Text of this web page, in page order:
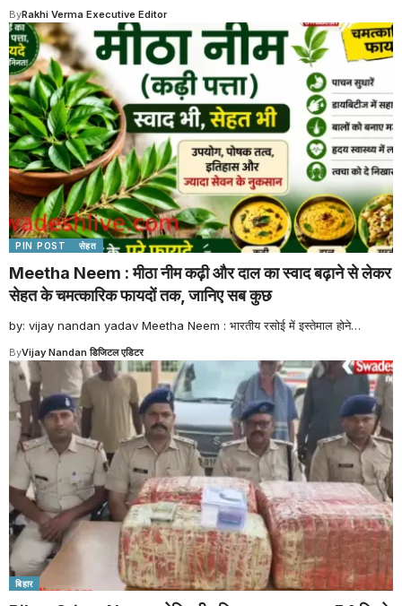
ByRakhi Verma Executive Editor
PIN POST सेहत
Meetha Neem : मीठा नीम कढ़ी और दाल का स्वाद बढ़ाने से लेकर
सेहत के चमत्कारिक फायदों तक, जानिए सब कुछ
by: vijay nandan yadav Meetha Neem : भारतीय रसोई में इस्तेमाल होने…
ByVijay Nandan डिजिटल एडिटर
बिहार